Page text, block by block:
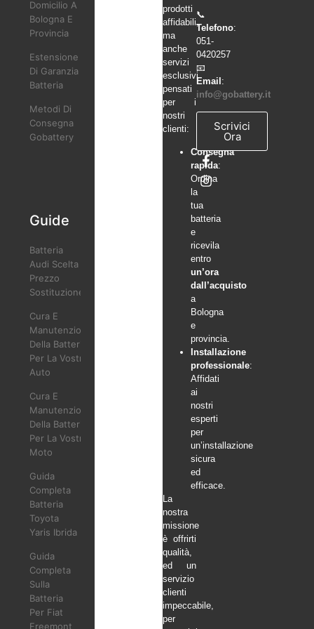
prodotti
affidabili,
ma
anche
servizi
esclusivi
pensati
per i
nostri
clienti:
Consegna
rapida:
Ordina
la
tua
batteria
e
ricevila
entro
un’ora
dall’acquisto
a
Bologna
e
provincia.
Installazione
professionale:
Affidati
ai
nostri
esperti
per
un’installazione
sicura
ed
efficace.
La
nostra
missione
è offrirti
qualità,
ed un
servizio
clienti
impeccabile,
per
📞
Telefono:
051-
0420257
📧
Email :
info@gobattery.it
Scrivici
Ora
Domicilio A
Bologna E
Provincia
Estensione
Di Garanzia
Batteria
Metodi Di
Consegna
Gobattery
Guide
Batteria
Audi Scelta
Prezzo
Sostituzione
Cura E
Manutenzione
Della Batteria
Per La Vostra
Auto
Cura E
Manutenzione
Della Batteria
Per La Vostra
Moto
Guida
Completa
Batteria
Toyota
Yaris Ibrida
Guida
Completa
Sulla
Batteria
Per Fiat
Freemont